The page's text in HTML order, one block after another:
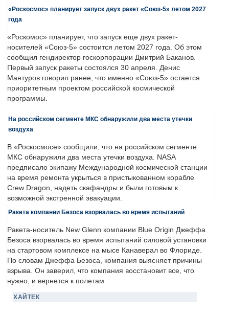
«Роскосмос» планирует запуск двух ракет «Союз-5» летом 2027
года
«Роскомос» планирует, что запуск еще двух ракет-
носителей «Союз-5» состоится летом 2027 года. Об этом
сообщил гендиректор госкорпорации Дмитрий Баканов.
Первый запуск ракеты состоялся 30 апреля. Денис
Мантуров говорил ранее, что именно «Союз-5» остается
приоритетным проектом российской космической
программы.
На российском сегменте МКС обнаружили два места утечки
воздуха
В «Роскосмосе» сообщили, что на российском сегменте
МКС обнаружили два места утечки воздуха. NASA
предписало экипажу Международной космической станции
на время ремонта укрыться в пристыкованном корабле
Crew Dragon, надеть скафандры и были готовым к
возможной экстренной эвакуации.
Ракета компании Безоса взорвалась во время испытаний
Ракета-носитель New Glenn компании Blue Origin Джеффа
Безоса взорвалась во время испытаний силовой установки
на стартовом комплексе на мысе Канаверал во Флориде.
По словам Джеффа Безоса, компания выясняет причины
взрыва. Он заверил, что компания восстановит все, что
нужно, и вернется к полетам.
ХАЙТЕК